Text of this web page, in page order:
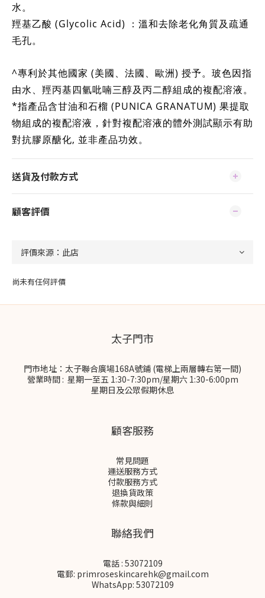
水。
羥基乙酸 (Glycolic Acid) ：溫和去除老化角質及疏通
毛孔。
^專利於其他國家 (美國、法國、歐洲) 授予。玻色因指
由水、羥丙基四氫吡喃三醇及丙二醇組成的複配溶液。
*指產品含甘油和石榴 (PUNICA GRANATUM) 果提取
物組成的複配溶液，針對複配溶液的體外測試顯示有助
對抗膠原醣化, 並非產品功效。
送貨及付款方式
顧客評價
尚未有任何評價
太子門市
門市地址：太子聯合廣場168A號鋪 (電梯上兩層轉右第一間)
營業時間 : 星期一至五 1:30-7:30pm/星期六 1:30-6:00pm
星期日及公眾假期休息
顧客服務
常見問題
運送服務方式
付款服務方式
退換貨政策
條款與細則
聯絡我們
電話 : 53072109
電郵: primroseskincarehk@gmail.com
WhatsApp: 53072109